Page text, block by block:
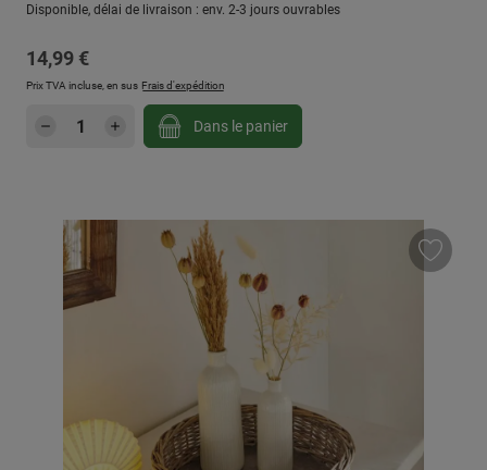
Disponible, délai de livraison : env. 2-3 jours ouvrables
Prix régulier :
14,99 €
Prix TVA incluse, en sus Frais d'expédition
Quantité de produit : Entrez la quantité
Dans le panier